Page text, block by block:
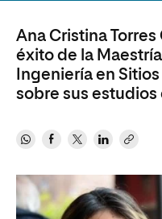
Ana Cristina
éxito de la
Ingeniería en
sobre sus estudios